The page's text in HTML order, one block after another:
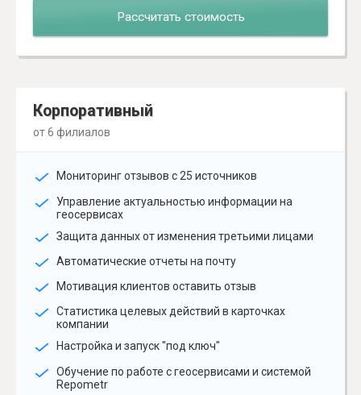
Рассчитать стоимость
Корпоративный
от 6 филиалов
Мониторинг отзывов с 25 источников
Управление актуальностью информации на
геосервисах
Защита данных от изменения третьими лицами
Автоматические отчеты на почту
Мотивация клиентов оставить отзыв
Статистика целевых действий в карточках
компании
Настройка и запуск "под ключ"
Обучение по работе с геосервисами и системой
Repometr